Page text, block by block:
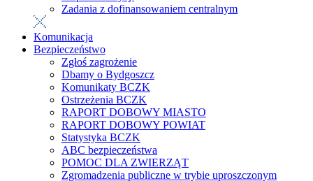
Zadania z dofinansowaniem centralnym
Komunikacja
Bezpieczeństwo
Zgłoś zagrożenie
Dbamy o Bydgoszcz
Komunikaty BCZK
Ostrzeżenia BCZK
RAPORT DOBOWY MIASTO
RAPORT DOBOWY POWIAT
Statystyka BCZK
ABC bezpieczeństwa
POMOC DLA ZWIERZĄT
Zgromadzenia publiczne w trybie uproszczonym